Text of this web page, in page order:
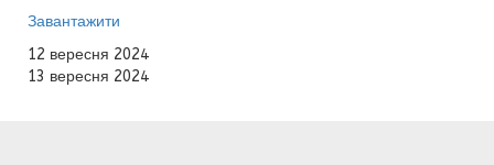
Завантажити
12 вересня 2024
13 вересня 2024